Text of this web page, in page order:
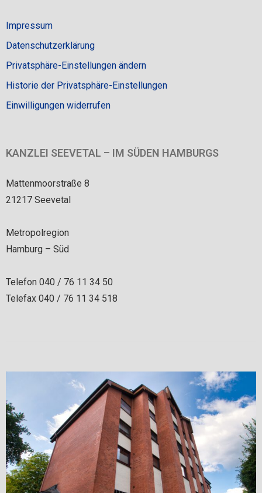
Impressum
Datenschutzerklärung
Privatsphäre-Einstellungen ändern
Historie der Privatsphäre-Einstellungen
Einwilligungen widerrufen
KANZLEI SEEVETAL – IM SÜDEN HAMBURGS
Mattenmoorstraße 8
21217 Seevetal
Metropolregion
Hamburg – Süd
Telefon 040 / 76 11 34 50
Telefax 040 / 76 11 34 518